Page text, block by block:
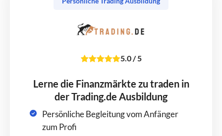
5.0/5
Lerne die Finanzmärkte zu traden in
der Trading.de Ausbildung
Persönliche Begleitung vom Anfänger
zum Profi